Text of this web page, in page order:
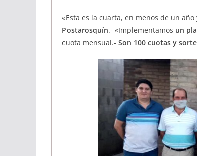
«Esta es la cuarta, en menos de un
Postarosquín.- «Implementamos un
cuota mensual.- Son 100 cuotas y